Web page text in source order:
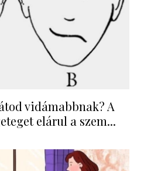
vidámabbnak? A
elárul a szem...